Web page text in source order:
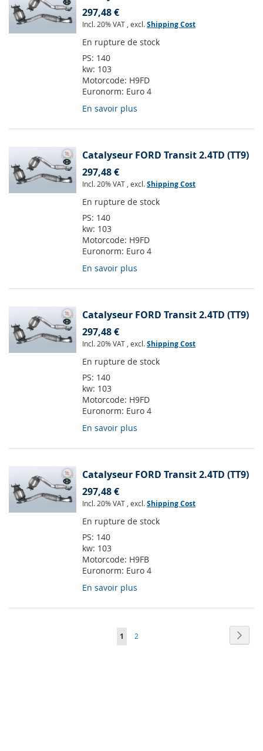
297,48 €
Incl. 20% VAT , excl.Shipping Cost
En rupture de stock
PS: 140
kw: 103
Motorcode: H9FD
Euronorm: Euro 4
En savoir plus
Catalyseur FORD Transit 2.4TD (TT9)
297,48 €
Incl. 20% VAT , excl.Shipping Cost
En rupture de stock
PS: 140
kw: 103
Motorcode: H9FD
Euronorm: Euro 4
En savoir plus
Catalyseur FORD Transit 2.4TD (TT9)
297,48 €
Incl. 20% VAT , excl.Shipping Cost
En rupture de stock
PS: 140
kw: 103
Motorcode: H9FD
Euronorm: Euro 4
En savoir plus
Catalyseur FORD Transit 2.4TD (TT9)
297,48 €
Incl. 20% VAT , excl.Shipping Cost
En rupture de stock
PS: 140
kw: 103
Motorcode: H9FB
Euronorm: Euro 4
En savoir plus
Page
Vous
1 Page
2